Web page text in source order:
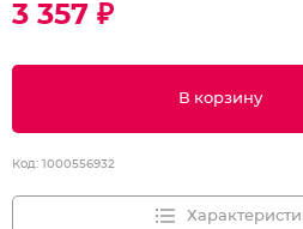
3 357 ₽
В корзину
Код: 1000556932